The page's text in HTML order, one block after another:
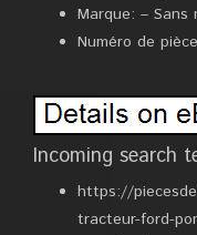
Marque: – Sans
Numéro de
Incoming search
https://
tracteur-ford-